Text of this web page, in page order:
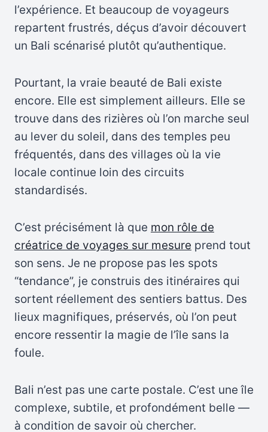
l’expérience. Et beaucoup de voyageurs
repartent frustrés, déçus d’avoir découvert
un Bali scénarisé plutôt qu’authentique.
Pourtant, la vraie beauté de Bali existe
encore. Elle est simplement ailleurs. Elle se
trouve dans des rizières où l’on marche seul
au lever du soleil, dans des temples peu
fréquentés, dans des villages où la vie
locale continue loin des circuits
standardisés.
C’est précisément là que mon rôle de
créatrice de voyages sur mesure prend tout
son sens. Je ne propose pas les spots
“tendance”, je construis des itinéraires qui
sortent réellement des sentiers battus. Des
lieux magnifiques, préservés, où l’on peut
encore ressentir la magie de l’île sans la
foule.
Bali n’est pas une carte postale. C’est une île
complexe, subtile, et profondément belle —
à condition de savoir où chercher.